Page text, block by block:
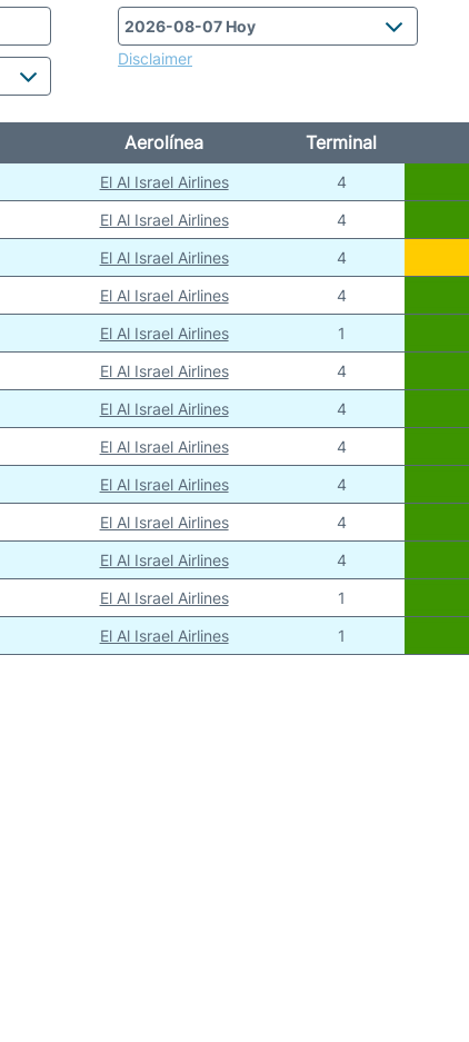
Disclaimer
Aerolínea Terminal
El Al Israel Airlines 4
El Al Israel Airlines 4
El Al Israel Airlines 4
El Al Israel Airlines 4
El Al Israel Airlines 1
El Al Israel Airlines 4
El Al Israel Airlines 4
El Al Israel Airlines 4
El Al Israel Airlines 4
El Al Israel Airlines 4
El Al Israel Airlines 4
El Al Israel Airlines 1
El Al Israel Airlines 1